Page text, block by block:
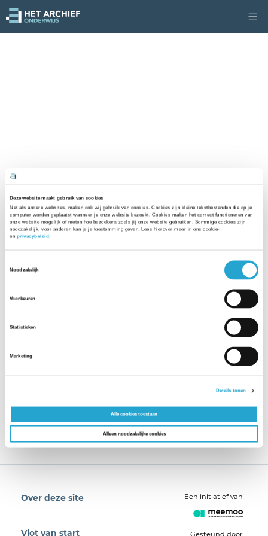
Deze website maakt gebruik van cookies
Net als andere websites, maken ook wij gebruik van cookies. Cookies zijn kleine tekstbestanden die op je
computer worden geplaatst wanneer je onze website bezoekt. Cookies maken het correct functioneren van
onze website mogelijk of meten hoe bezoekers zoals jij onze website gebruiken. Sommige cookies zijn
noodzakelijk, voor anderen kan je je toestemming geven. Lees hierover meer in ons cookie-
en privacybeleid.
Noodzakelijk
Voorkeuren
Statistieken
Marketing
Details tonen
Alle cookies toestaan
Alleen noodzakelijke cookies
Over deze site
Vlot van start
Een initiatief van
Gesteund door